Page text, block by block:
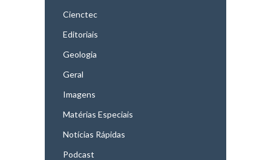
Cienctec
Editoriais
Geologia
Geral
Imagens
Matérias Especiais
Notícias Rápidas
Podcast